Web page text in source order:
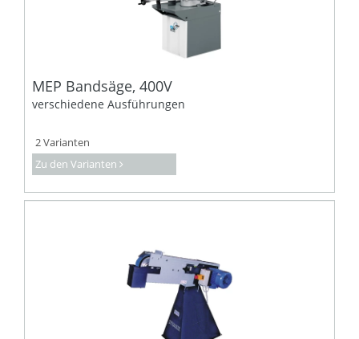
MEP Bandsäge, 400V
verschiedene Ausführungen
2 Varianten
Zu den Varianten